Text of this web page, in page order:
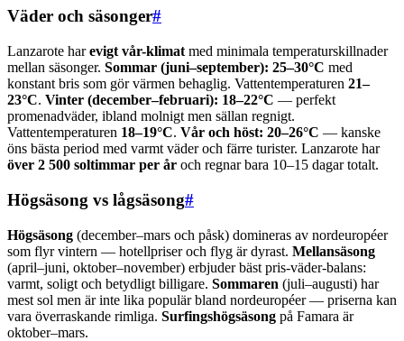
Väder och säsonger#
Lanzarote harevigt vår-klimat med minimala temperaturskillnader
mellan säsonger. Sommar (juni–september): 25–30°C med
konstant bris som gör värmen behaglig. Vattentemperaturen 21–
23°C. Vinter (december–februari): 18–22°C — perfekt
promenadväder, ibland molnigt men sällan regnigt.
Vattentemperaturen 18–19°C. Vår och höst: 20–26°C — kanske
öns bästa period med varmt väder och färre turister. Lanzarote har
över 2 500 soltimmar per år och regnar bara 10–15 dagar totalt.
Högsäsong vs lågsäsong#
Högsäsong (december–mars och påsk) domineras av nordeuropéer
som flyr vintern — hotellpriser och flyg är dyrast. Mellansäsong
(april–juni, oktober–november) erbjuder bäst pris-väder-balans:
varmt, soligt och betydligt billigare. Sommaren (juli–augusti) har
mest sol men är inte lika populär bland nordeuropéer — priserna kan
vara överraskande rimliga. Surfingshögsäsong på Famara är
oktober–mars.